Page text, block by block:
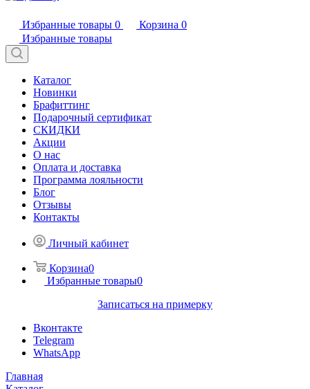
Избранные товары 0 Корзина 0
Избранные товары
Каталог
Новинки
Брафиттинг
Подарочный сертификат
СКИДКИ
Акции
О нас
Оплата и доставка
Программа лояльности
Блог
Отзывы
Контакты
Личный кабинет
Корзина0
Избранные товары0
Записаться на примерку
Вконтакте
Telegram
WhatsApp
Главная